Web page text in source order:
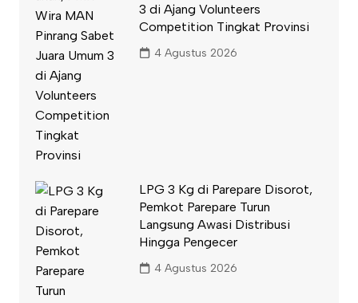
3 di Ajang Volunteers
Competition Tingkat Provinsi
4 Agustus 2026
LPG 3 Kg di Parepare Disorot,
Pemkot Parepare Turun
Langsung Awasi Distribusi
Hingga Pengecer
4 Agustus 2026